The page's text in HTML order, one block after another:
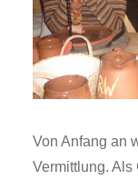
Von Anfang an
Vermittlung. Als